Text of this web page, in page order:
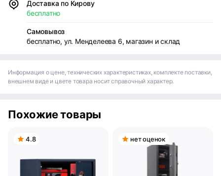
Доставка по Кирову
бесплатно
Самовывоз
бесплатно, ул. Менделеева 6, магазин и склад
Информация о цене, технических характеристиках, комплекте поставки,
внешнем виде и цвете товара носит справочный характер.
Похожие товары
4.8 нет оценок